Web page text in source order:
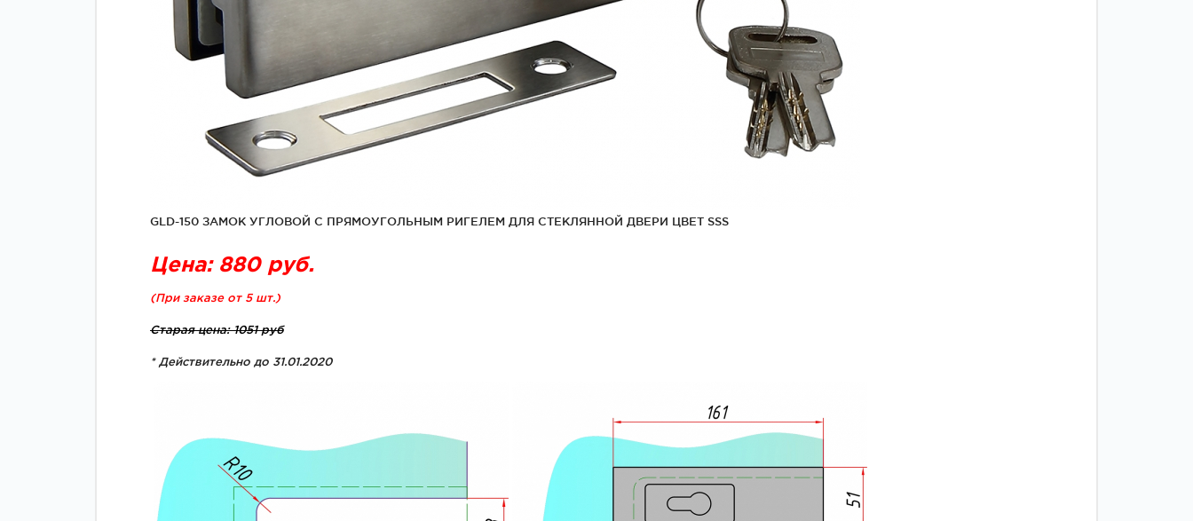
GLD-150 ЗАМОК УГЛОВОЙ С ПРЯМОУГОЛЬНЫМ РИГЕЛЕМ ДЛЯ СТЕКЛЯННОЙ ДВЕРИ ЦВЕТ SSS
Цена: 880 руб.
(При заказе от 5 шт.)
Старая цена: 1051 руб
* Действительно до 31.01.2020